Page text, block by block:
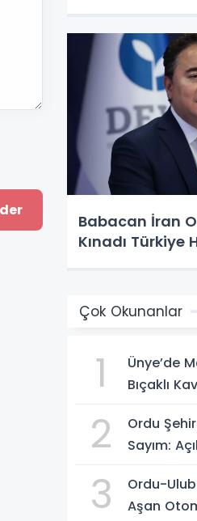
Babacan İran
Kınadı Türkiye
Çok Okunanlar
1
Ünye’de
Bıçaklı
2
Ordu
Sayım:
3
Ordu-
Aşan